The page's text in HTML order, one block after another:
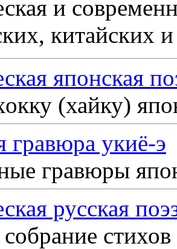
и
китайских
японская
(хайку)
гравюра укиё-э
гравюры
русская